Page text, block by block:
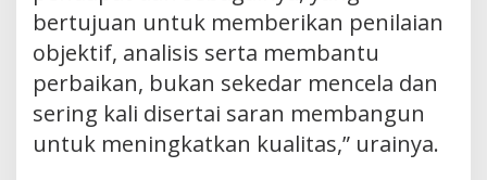
bertujuan untuk memberikan penilaian
objektif, analisis serta membantu
perbaikan, bukan sekedar mencela dan
sering kali disertai saran membangun
untuk meningkatkan kualitas,” urainya.